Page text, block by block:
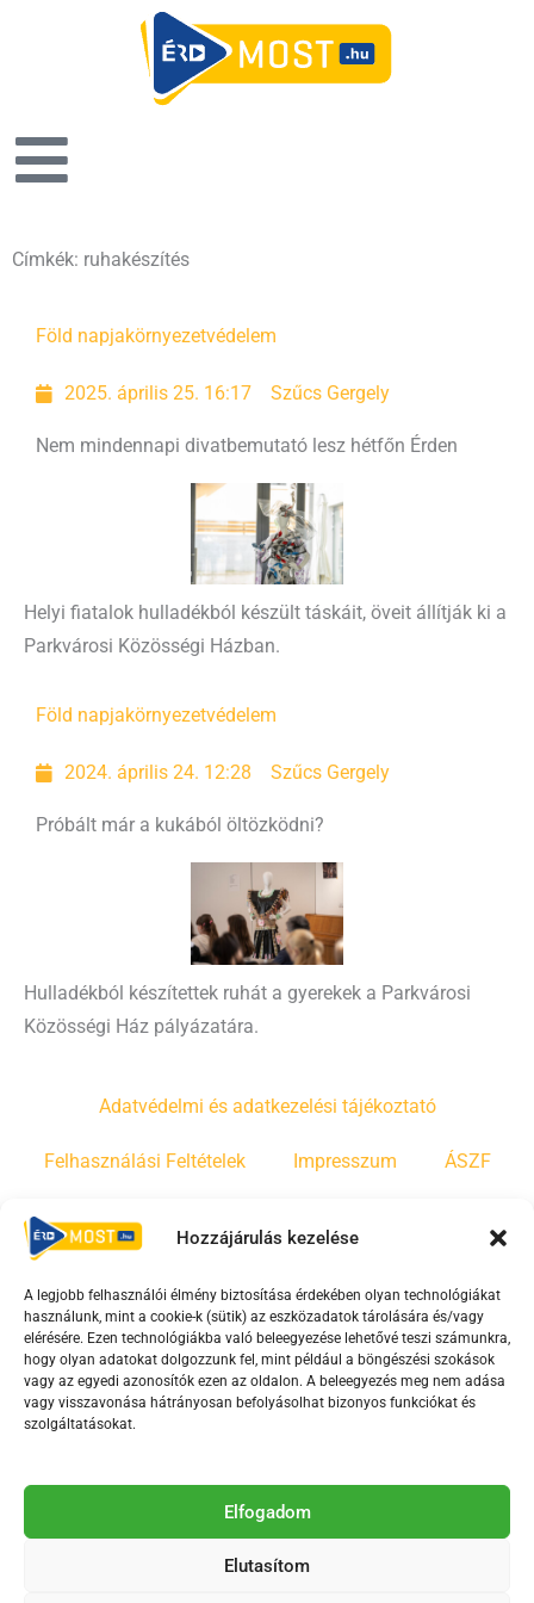
Hozzájárulás kezelése
A legjobb felhasználói élmény biztosítása érdekében olyan technológiákat
használunk, mint a cookie-k (sütik) az eszközadatok tárolására és/vagy
elérésére. Ezen technológiákba való beleegyezése lehetővé teszi számunkra,
hogy olyan adatokat dolgozzunk fel, mint például a böngészési szokások
vagy az egyedi azonosítók ezen az oldalon. A beleegyezés meg nem adása
vagy visszavonása hátrányosan befolyásolhat bizonyos funkciókat és
szolgáltatásokat.
Elfogadom
Elutasítom
Címkék: ruhakészítés
Föld napjakörnyezetvédelem
2025. április 25. 16:17 Szűcs Gergely
Nem mindennapi divatbemutató lesz hétfőn Érden
Helyi fiatalok hulladékból készült táskáit, öveit állítják ki a
Parkvárosi Közösségi Házban.
Föld napjakörnyezetvédelem
2024. április 24. 12:28 Szűcs Gergely
Próbált már a kukából öltözködni?
Hulladékból készítettek ruhát a gyerekek a Parkvárosi
Közösségi Ház pályázatára.
Adatvédelmi és adatkezelési tájékoztató
Felhasználási Feltételek Impresszum ÁSZF
Irányelvek
F
a
c
e
b
o
-
Y
o
u
t
u
e
s
T
i
k
t
Az Érd Média médiaszolgáltatási tevékenységét a
Médiatanács a Magyar Média Mecenatúra program